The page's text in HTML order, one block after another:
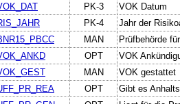
PK-3
VOK Datum
PK-4
Jahr der
MAN
Prüfbehörde
OPT
VOK
MAN
VOK gestattet
OPT
Gibt es